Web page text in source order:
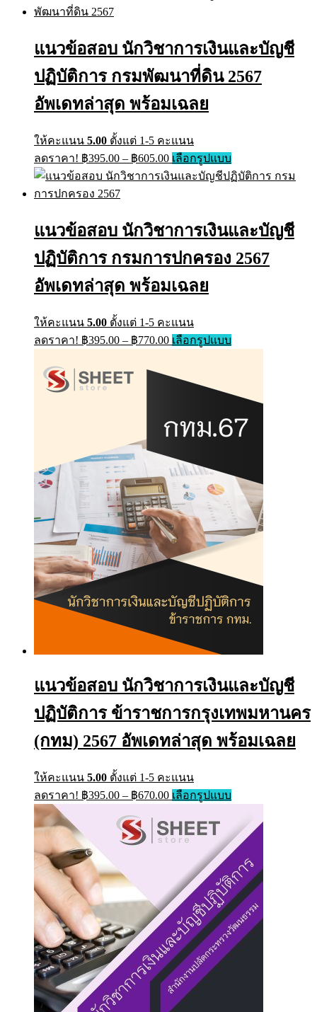
options
be
chosen
แนวข้อสอบ นักวิชาการเงินและบัญชี
ปฏิบัติการ กรมพัฒนาที่ดิน 2567
อัพเดทล่าสุด พร้อมเฉลย
ให้คะแนน 5.00 ตั้งแต่ 1-5 คะแนน
ลดราคา! ฿395.00 – ฿605.00Price
range:
฿395.00
เลือกรูปแบบThis
product
has
options
be
chosen
แนวข้อสอบ นักวิชาการเงินและบัญชี
ปฏิบัติการ กรมการปกครอง 2567
อัพเดทล่าสุด พร้อมเฉลย
ให้คะแนน 5.00 ตั้งแต่ 1-5 คะแนน
ลดราคา! ฿395.00 – ฿770.00Price
range:
through
เลือกรูปแบบThis
product
The
may
be
the
product
page
แนวข้อสอบ นักวิชาการเงินและบัญชี
ปฏิบัติการ ข้าราชการกรุงเทพมหานคร
(กทม) 2567 อัพเดทล่าสุด พร้อมเฉลย
ให้คะแนน 5.00 ตั้งแต่ 1-5 คะแนน
ลดราคา! ฿395.00 – ฿670.00Price
range:
฿395.00
through
เลือกรูปแบบThis
product
multiple
variants.
The
options
may
be
chosen
on
the
product